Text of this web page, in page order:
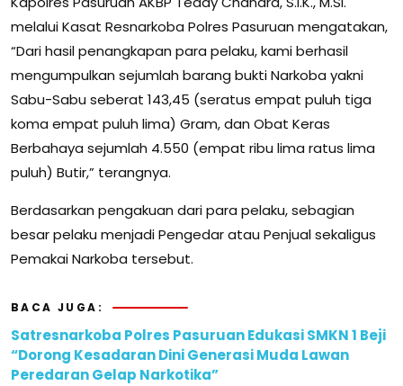
melalui Kasat Resnarkoba Polres Pasuruan mengatakan,
“Dari hasil penangkapan para pelaku, kami berhasil
mengumpulkan sejumlah barang bukti Narkoba yakni
Sabu-Sabu seberat 143,45 (seratus empat puluh tiga
koma empat puluh lima) Gram, dan Obat Keras
Berbahaya sejumlah 4.550 (empat ribu lima ratus lima
puluh) Butir,” terangnya.
Berdasarkan pengakuan dari para pelaku, sebagian
besar pelaku menjadi Pengedar atau Penjual sekaligus
Pemakai Narkoba tersebut.
BACA JUGA:
Satresnarkoba Polres Pasuruan Edukasi SMKN 1 Beji
“Dorong Kesadaran Dini Generasi Muda Lawan
Peredaran Gelap Narkotika”